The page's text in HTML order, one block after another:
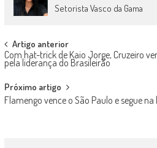
Setorista Vasco da Gama
Post
navigation
Artigo anterior
Com hat-trick de Kaio Jorge, Cruzeiro
pela liderança do Brasileirão
Próximo artigo
Flamengo vence o São Paulo e segue